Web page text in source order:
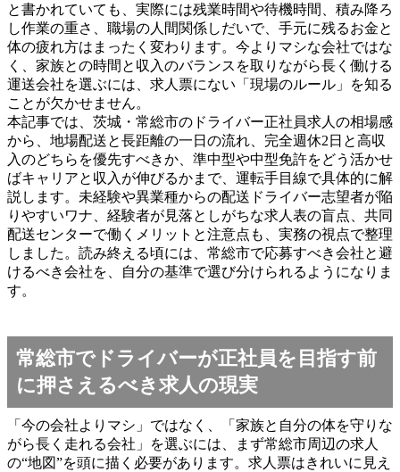
と書かれていても、実際には残業時間や待機時間、積み降ろ
し作業の重さ、職場の人間関係しだいで、手元に残るお金と
体の疲れ方はまったく変わります。今よりマシな会社ではな
く、家族との時間と収入のバランスを取りながら長く働ける
運送会社を選ぶには、求人票にない「現場のルール」を知る
ことが欠かせません。
本記事では、茨城・常総市のドライバー正社員求人の相場感
から、地場配送と長距離の一日の流れ、完全週休2日と高収
入のどちらを優先すべきか、準中型や中型免許をどう活かせ
ばキャリアと収入が伸びるかまで、運転手目線で具体的に解
説します。未経験や異業種からの配送ドライバー志望者が陥
りやすいワナ、経験者が見落としがちな求人表の盲点、共同
配送センターで働くメリットと注意点も、実務の視点で整理
しました。読み終える頃には、常総市で応募すべき会社と避
けるべき会社を、自分の基準で選び分けられるようになりま
す。
常総市でドライバーが正社員を目指す前
に押さえるべき求人の現実
「今の会社よりマシ」ではなく、「家族と自分の体を守りな
がら長く走れる会社」を選ぶには、まず常総市周辺の求人
の“地図”を頭に描く必要があります。求人票はきれいに見え